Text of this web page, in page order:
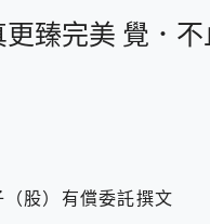
上的 XBOX和掌機設計的
機在這裡，100%全無線
超持久 MSI 微星 Prestige
人一眼就愛上 LENOVO
臻完美 覺．不
股）有償委託撰文